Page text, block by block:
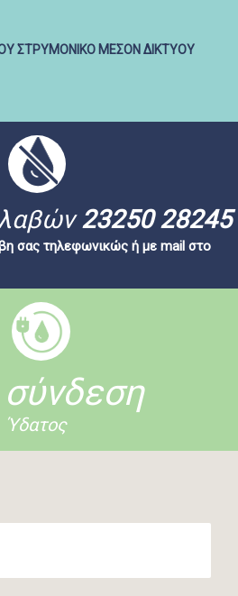
ΣΤΡΥΜΟΝΙΚΟ ΜΕΣΟΝ ΔΙΚΤΥΟΥ
23250 28245
σας τηλεφωνικώς ή με mail στο
Ύδατος